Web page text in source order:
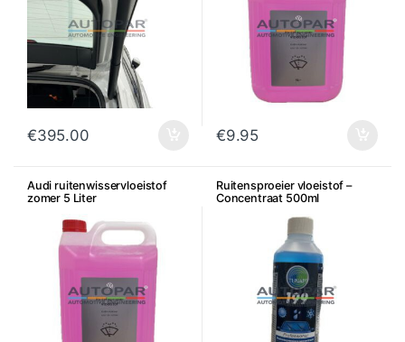
€395.00 €9.95
Audi ruitenwisservloeistof
zomer 5 Liter
Ruitensproeier vloeistof –
Concentraat 500ml